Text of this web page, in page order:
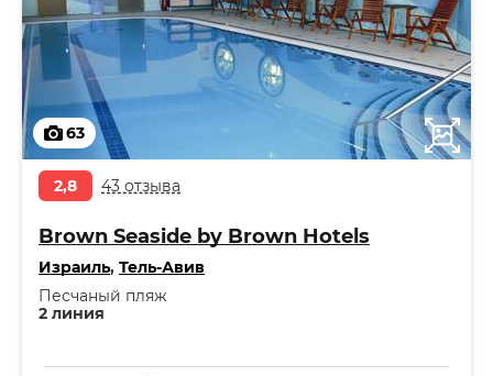
63
2,8 43 отзыва
Brown Seaside by Brown Hotels
Израиль, Тель-Авив
2 линия
Песчаный пляж